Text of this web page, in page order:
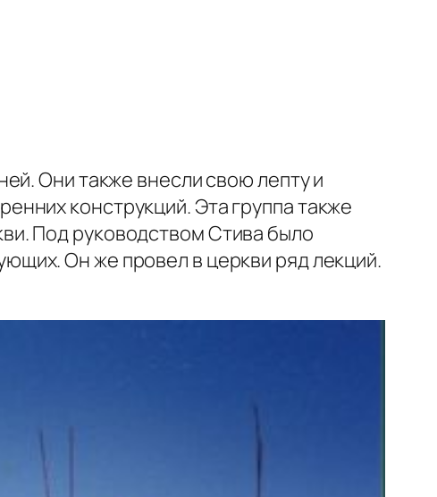
Они также внесли свою лепту и
конструкций. Эта группа также
Под руководством Стива было
Он же провел в церкви ряд лекций.